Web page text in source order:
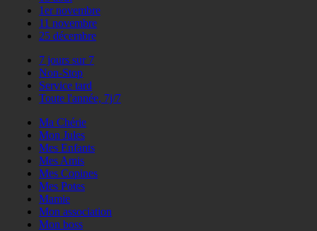
1er novembre
11 novembre
25 décembre
7 jours sur 7
Non-Stop
Service tard
Toute l'année, 7j/7
Ma Chérie
Mon Jules
Mes Enfants
Mes Amis
Mes Copines
Mes Potes
Mamie
Mon association
Mon boss